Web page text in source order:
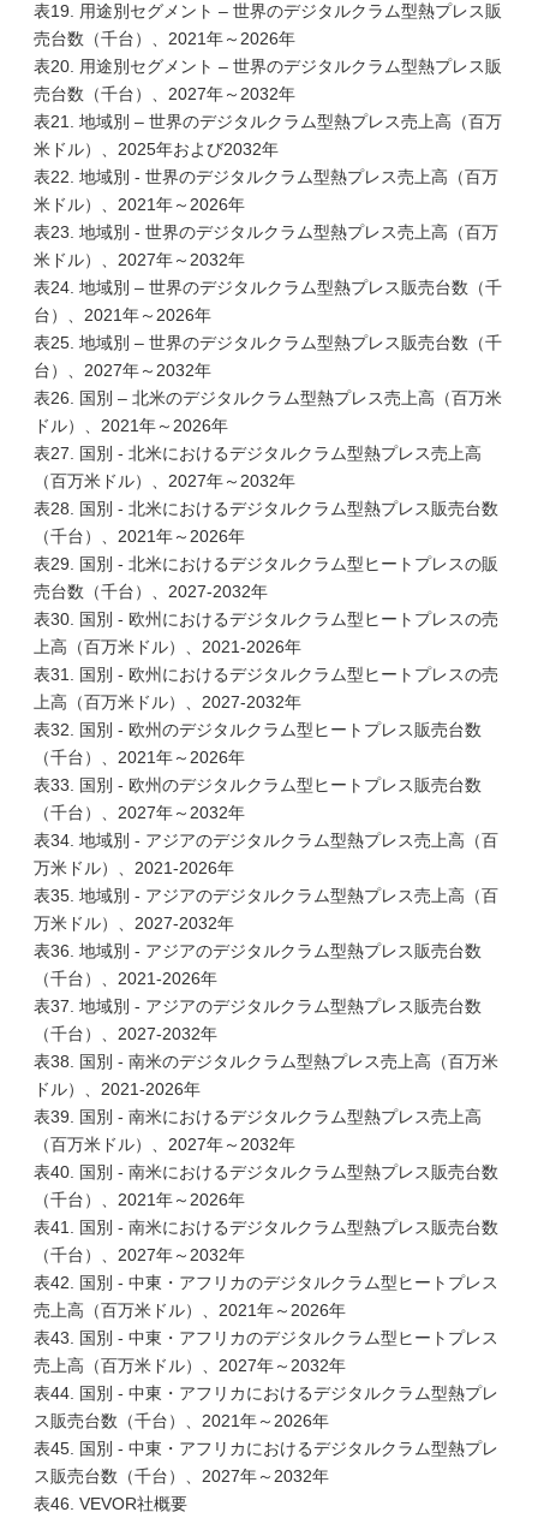
表19. 用途別セグメント – 世界のデジタルクラム型熱プレス販
売台数（千台）、2021年～2026年
表20. 用途別セグメント – 世界のデジタルクラム型熱プレス販
売台数（千台）、2027年～2032年
表21. 地域別 – 世界のデジタルクラム型熱プレス売上高（百万
米ドル）、2025年および2032年
表22. 地域別 - 世界のデジタルクラム型熱プレス売上高（百万
米ドル）、2021年～2026年
表23. 地域別 - 世界のデジタルクラム型熱プレス売上高（百万
米ドル）、2027年～2032年
表24. 地域別 – 世界のデジタルクラム型熱プレス販売台数（千
台）、2021年～2026年
表25. 地域別 – 世界のデジタルクラム型熱プレス販売台数（千
台）、2027年～2032年
表26. 国別 – 北米のデジタルクラム型熱プレス売上高（百万米
ドル）、2021年～2026年
表27. 国別 - 北米におけるデジタルクラム型熱プレス売上高
（百万米ドル）、2027年～2032年
表28. 国別 - 北米におけるデジタルクラム型熱プレス販売台数
（千台）、2021年～2026年
表29. 国別 - 北米におけるデジタルクラム型ヒートプレスの販
売台数（千台）、2027-2032年
表30. 国別 - 欧州におけるデジタルクラム型ヒートプレスの売
上高（百万米ドル）、2021-2026年
表31. 国別 - 欧州におけるデジタルクラム型ヒートプレスの売
上高（百万米ドル）、2027-2032年
表32. 国別 - 欧州のデジタルクラム型ヒートプレス販売台数
（千台）、2021年～2026年
表33. 国別 - 欧州のデジタルクラム型ヒートプレス販売台数
（千台）、2027年～2032年
表34. 地域別 - アジアのデジタルクラム型熱プレス売上高（百
万米ドル）、2021-2026年
表35. 地域別 - アジアのデジタルクラム型熱プレス売上高（百
万米ドル）、2027-2032年
表36. 地域別 - アジアのデジタルクラム型熱プレス販売台数
（千台）、2021-2026年
表37. 地域別 - アジアのデジタルクラム型熱プレス販売台数
（千台）、2027-2032年
表38. 国別 - 南米のデジタルクラム型熱プレス売上高（百万米
ドル）、2021-2026年
表39. 国別 - 南米におけるデジタルクラム型熱プレス売上高
（百万米ドル）、2027年～2032年
表40. 国別 - 南米におけるデジタルクラム型熱プレス販売台数
（千台）、2021年～2026年
表41. 国別 - 南米におけるデジタルクラム型熱プレス販売台数
（千台）、2027年～2032年
表42. 国別 - 中東・アフリカのデジタルクラム型ヒートプレス
売上高（百万米ドル）、2021年～2026年
表43. 国別 - 中東・アフリカのデジタルクラム型ヒートプレス
売上高（百万米ドル）、2027年～2032年
表44. 国別 - 中東・アフリカにおけるデジタルクラム型熱プレ
ス販売台数（千台）、2021年～2026年
表45. 国別 - 中東・アフリカにおけるデジタルクラム型熱プレ
ス販売台数（千台）、2027年～2032年
表46. VEVOR社概要